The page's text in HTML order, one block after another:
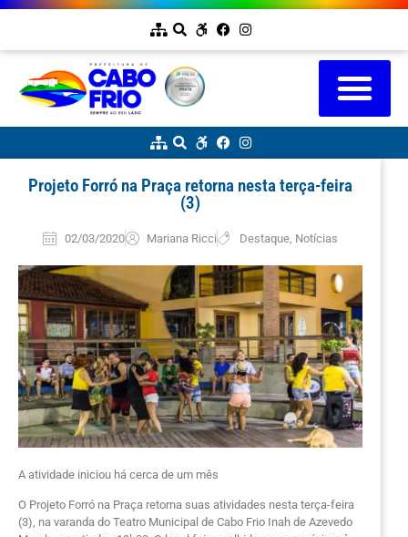
Projeto Forró na Praça retorna nesta terça-feira
(3)
02/03/2020 Mariana Ricci Destaque Notícias
A atividade iniciou há cerca de um mês
O Projeto Forró na Praça retorna suas atividades nesta terça-feira
(3), na varanda do Teatro Municipal de Cabo Frio Inah de Azevedo